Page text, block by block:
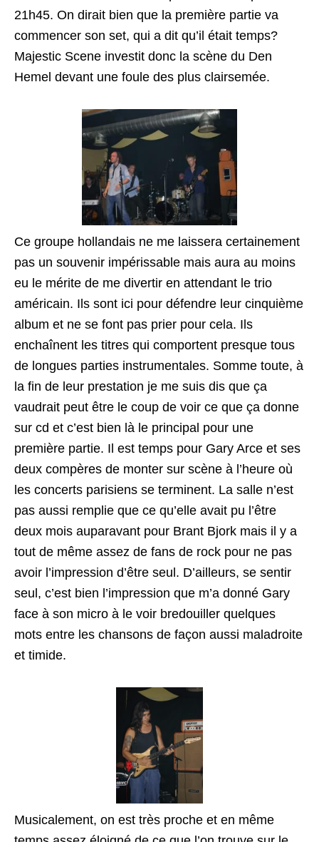
21h45. On dirait bien que la première partie va
commencer son set, qui a dit qu’il était temps?
Majestic Scene investit donc la scène du Den
Hemel devant une foule des plus clairsemée.
Ce groupe hollandais ne me laissera certainement
pas un souvenir impérissable mais aura au moins
eu le mérite de me divertir en attendant le trio
américain. Ils sont ici pour défendre leur cinquième
album et ne se font pas prier pour cela. Ils
enchaînent les titres qui comportent presque tous
de longues parties instrumentales. Somme toute, à
la fin de leur prestation je me suis dis que ça
vaudrait peut être le coup de voir ce que ça donne
sur cd et c’est bien là le principal pour une
première partie. Il est temps pour Gary Arce et ses
deux compères de monter sur scène à l’heure où
les concerts parisiens se terminent. La salle n’est
pas aussi remplie que ce qu’elle avait pu l’être
deux mois auparavant pour Brant Bjork mais il y a
tout de même assez de fans de rock pour ne pas
avoir l’impression d’être seul. D’ailleurs, se sentir
seul, c’est bien l’impression que m’a donné Gary
face à son micro à le voir bredouiller quelques
mots entre les chansons de façon aussi maladroite
et timide.
Musicalement, on est très proche et en même